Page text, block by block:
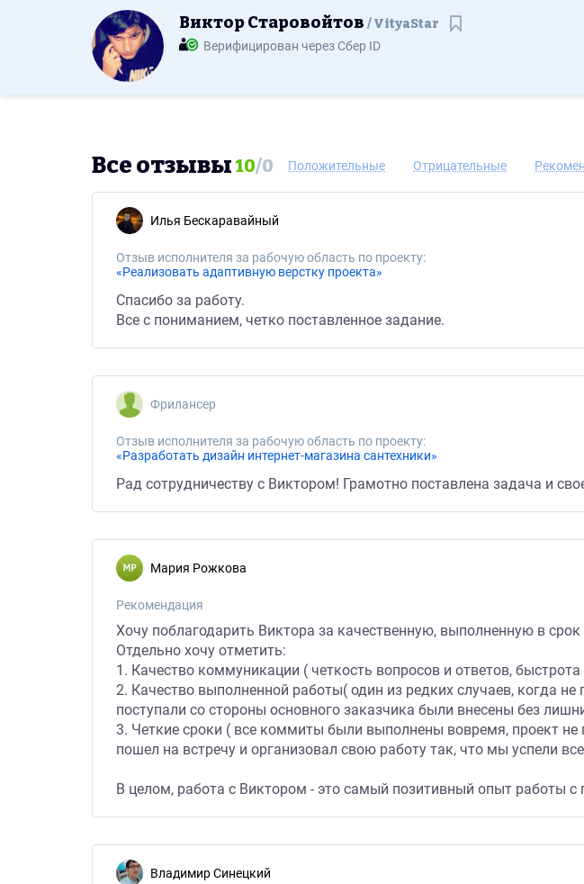
Виктор
Виктор Старовойтов VityaStar
Верифицирован через Сбер ID
Все отзывы10/0 Положительные Отрицательные
Илья Бескаравайный
Отзыв исполнителя за рабочую область по проекту:
«Реализовать адаптивную верстку проекта»
Спасибо за работу.
Все с пониманием, четко поставленное задание.
Фрилансер
Отзыв исполнителя за рабочую область по проекту:
«Разработать дизайн интернет-магазина сантехники»
Рад сотрудничеству с Виктором! Грамотно поставлена задача и
Мария Рожкова
Рекомендация
Хочу поблагодарить Виктора за качественную, выполненную в
Отдельно хочу отметить:
1. Качество коммуникации ( четкость вопросов и ответов,
2. Качество выполненной работы( один из редких случаев, когда
поступали со стороны основного заказчика были внесены без
3. Четкие сроки ( все коммиты были выполнены вовремя, проект
пошел на встречу и организовал свою работу так, что мы успели
В целом, работа с Виктором - это самый позитивный опыт работы с
Владимир Синецкий